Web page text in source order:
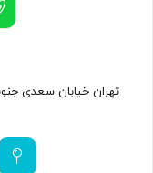
تهران خیابان سعدی